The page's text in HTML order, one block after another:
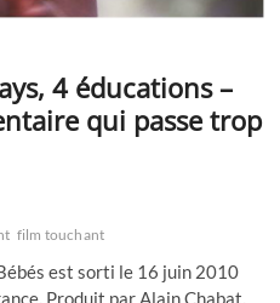
4 éducations –
qui passe trop
film touchant
est sorti le 16 juin 2010
Produit par Alain Chabat,